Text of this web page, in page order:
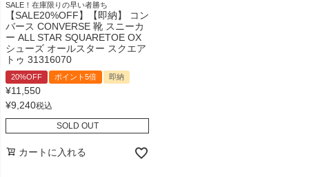
SALE！在庫限りの早い者勝ち
【SALE20%OFF】【即納】 コン
バース CONVERSE 靴 スニーカ
ー ALL STAR SQUARETOE OX
シューズ オールスター スクエア
トゥ 31316070
20%OFF ポイント5倍 即納
¥11,550
¥9,240税込
SOLD OUT
カートに入れる